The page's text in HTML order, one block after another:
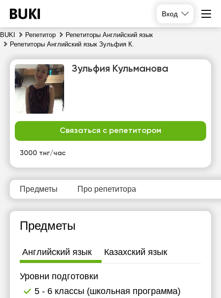
Вход
BUKI Репетитор
Репетиторы Английский язык
Репетиторы Английский язык Зульфия К.
Зульфия Кульманова
Связаться с репетитором
3000 тнг/час
Предметы Про репетитора
Предметы
Английский язык Казахский язык
Уровни подготовки
5 - 6 классы (школьная программа)
вт
ср
Нет
свободных
часов
Нет
свободных
часов
Нет
свободных
часов
Нет
свободных